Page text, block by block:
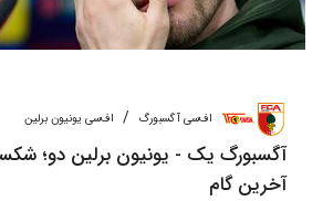
اف‌سی آگسبورگ / اف‌سی یونیون برلین
آگسبورگ یک - یونیون برلین دو؛
آخرین گام